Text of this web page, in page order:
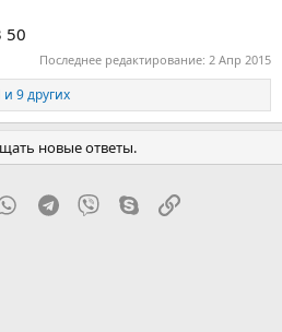
50
Последнее редактирование: 2 Апр 2015
и 9 других
новые ответы.
WhatsAppTelegram
Viber SkypeСсылка